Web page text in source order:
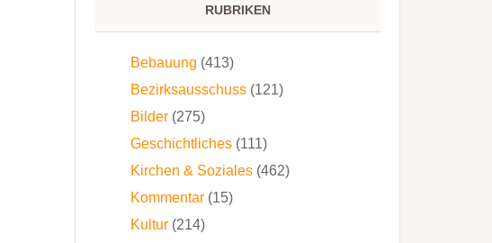
RUBRIKEN
Bebauung (413)
Bezirksausschuss (121)
Bilder (275)
Geschichtliches (111)
Kirchen & Soziales (462)
Kommentar (15)
Kultur (214)